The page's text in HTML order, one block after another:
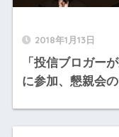
2018年1月13日
「投信ブロガー
に参加、懇親会